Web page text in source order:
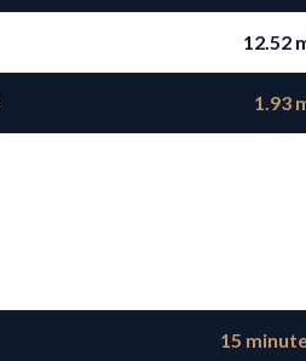
12.52
1.93
15